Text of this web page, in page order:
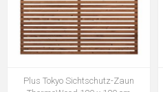
Plus Tokyo Sichtschutz-Zaun